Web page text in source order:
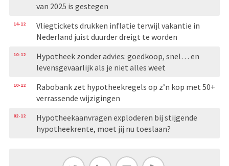
van 2025 is gestegen
14-12
Vliegtickets drukken inflatie terwijl vakantie in
Nederland juist duurder dreigt te worden
10-12
Hypotheek zonder advies: goedkoop, snel… en
levensgevaarlijk als je niet alles weet
10-12
Rabobank zet hypotheekregels op z’n kop met 50+
verrassende wijzigingen
02-12
Hypotheekaanvragen exploderen bij stijgende
hypotheekrente, moet jij nu toeslaan?